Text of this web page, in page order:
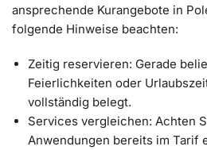
ansprechende Kurangebote in
folgende Hinweise beachten:
Zeitig reservieren: Gerade
Feierlichkeiten oder
vollständig belegt.
Services vergleichen: Achten
Anwendungen bereits im Tarif